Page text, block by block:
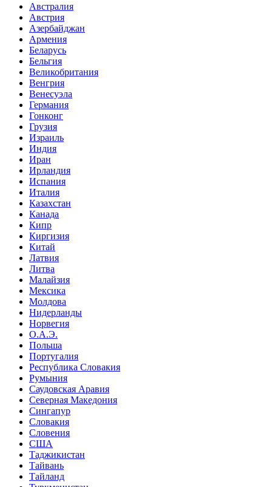
Австралия
Австрия
Азербайджан
Армения
Беларусь
Бельгия
Великобритания
Венгрия
Венесуэла
Германия
Гонконг
Грузия
Израиль
Индия
Иран
Ирландия
Испания
Италия
Казахстан
Канада
Кипр
Киргизия
Китай
Латвия
Литва
Малайзия
Мексика
Молдова
Нидерланды
Норвегия
О.А.Э.
Польша
Португалия
Республика Словакия
Румыния
Саудовская Аравия
Северная Македония
Сингапур
Словакия
Словения
США
Таджикистан
Тайвань
Тайланд